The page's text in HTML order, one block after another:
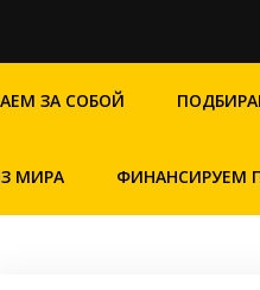
ЗА СОБОЙ
МИРА ФИНАНСИРУЕМ